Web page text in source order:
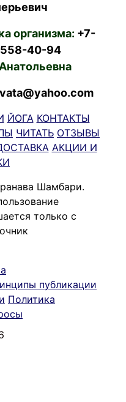
организма: +7-
40-94
ЙОГА КОНТАКТЫ
ЧИТАТЬ ОТЗЫВЫ
АКЦИИ И
Шамбари.
только с
публикации
Политика